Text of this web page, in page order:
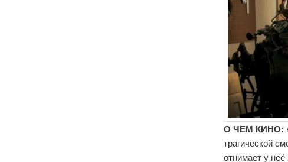
О ЧЕМ КИНО:
трагической
отнимает у